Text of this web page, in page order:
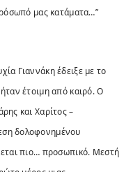
μας κατάματα…”
Γιαννάκη έδειξε με το
έτοιμη από καιρό. Ο
και Χαρίτος –
δολοφονημένου
πιο… προσωπικό. Μεστή